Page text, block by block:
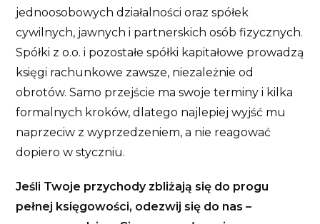
jednoosobowych działalności oraz spółek
cywilnych, jawnych i partnerskich osób fizycznych.
Spółki z o.o. i pozostałe spółki kapitałowe prowadzą
księgi rachunkowe zawsze, niezależnie od
obrotów. Samo przejście ma swoje terminy i kilka
formalnych kroków, dlatego najlepiej wyjść mu
naprzeciw z wyprzedzeniem, a nie reagować
dopiero w styczniu.
Jeśli Twoje przychody zbliżają się do progu
pełnej księgowości, odezwij się do nas –